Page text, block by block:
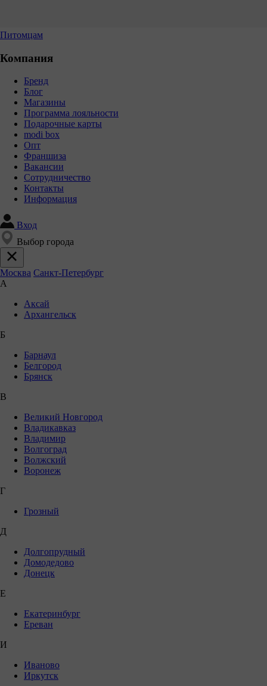
Питомцам
Компания
Бренд
Блог
Магазины
Программа лояльности
Подарочные карты
modi box
Опт
Франшиза
Вакансии
Сотрудничество
Контакты
Информация
Вход
Выбор города
Москва Санкт-Петербург
А
Аксай
Архангельск
Б
Барнаул
Белгород
Брянск
В
Великий Новгород
Владикавказ
Владимир
Волгоград
Волжский
Воронеж
Г
Грозный
Д
Долгопрудный
Домодедово
Донецк
Е
Екатеринбург
Ереван
И
Иваново
Иркутск